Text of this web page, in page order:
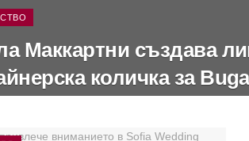
Маккартни създава
количка за